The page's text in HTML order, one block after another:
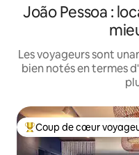
João Pessoa :
Les voyageurs sont
bien notés en termes
Coups de cœur
Coup de cœur